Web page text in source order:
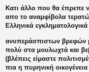
μ
ο
σ
ε
σ
η
Kατι άλλο που θα έπρεπε
απο το αναμφίβολα
Ελληνικά
ανυπεράσπιστων βρεφών
πολύ στα μουλωχτά και
(βλέπεις είμαστε
πια η πυρηνική